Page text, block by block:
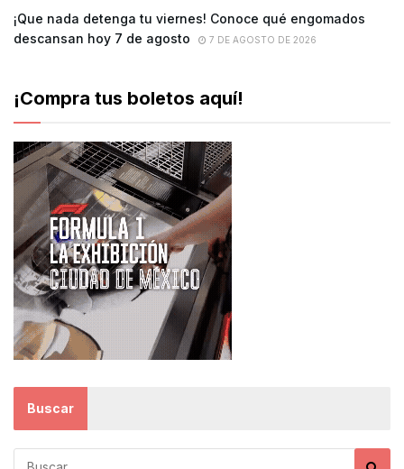
¡Que nada detenga tu viernes! Conoce qué engomados
descansan hoy 7 de agosto
7 DE AGOSTO DE 2026
¡Compra tus boletos aquí!
Buscar